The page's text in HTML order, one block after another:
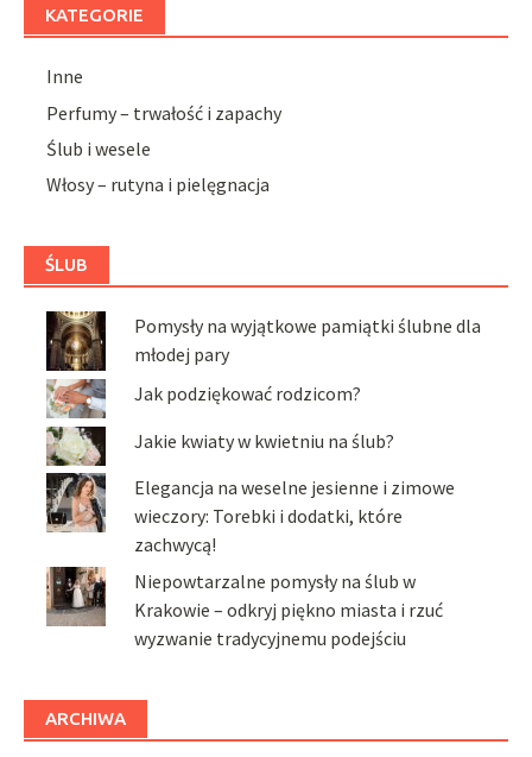
KATEGORIE
Inne
Perfumy – trwałość i zapachy
Ślub i wesele
Włosy – rutyna i pielęgnacja
ŚLUB
Pomysły na wyjątkowe pamiątki ślubne dla
młodej pary
Jak podziękować rodzicom?
Jakie kwiaty w kwietniu na ślub?
Elegancja na weselne jesienne i zimowe
wieczory: Torebki i dodatki, które
zachwycą!
Niepowtarzalne pomysły na ślub w
Krakowie – odkryj piękno miasta i rzuć
wyzwanie tradycyjnemu podejściu
ARCHIWA